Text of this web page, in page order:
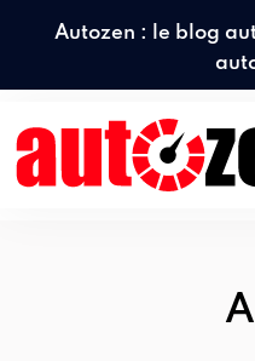
Autozen : le blog